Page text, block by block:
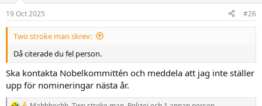
n
e
r
19 Oct 2025 #26
Two stroke man skrev:
Då citerade du fel person.
Ska kontakta Nobelkommittén och meddela att jag inte ställer
upp för nomineringar nästa år.